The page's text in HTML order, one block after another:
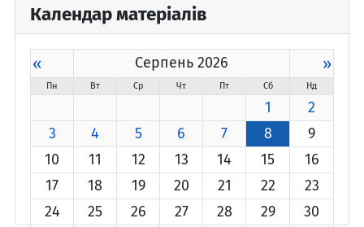
Календар матеріалів
« Серпень 2026 »
Пн Вт Ср Чт Пт Сб Нд
1
2
3
4 5 6 7 8
9
10
11 12 13 14 15
16
17
18 19 20 21 22
23
24
25 26 27 28 29
30